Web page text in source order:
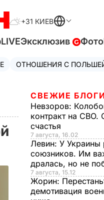
+31 КИЕВ
LIVEЭксклюзив Фото
ОТНОШЕНИЯ С
СВЕЖИЕ
Невзоров:
контракт на СВО.
счастья
7 августа, 16.02
Левин: У Украины
союзников. Им
дралась, но не
7 августа, 15.12
Жорин:
демотивация